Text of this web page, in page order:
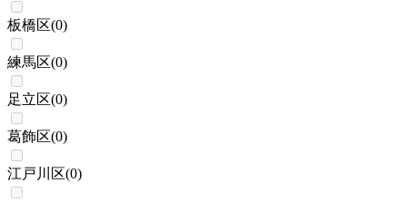
板橋区(0)
練馬区(0)
足立区(0)
葛飾区(0)
江戸川区(0)